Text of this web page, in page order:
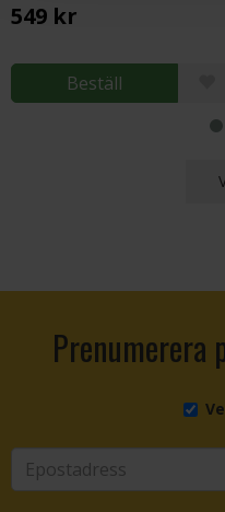
549 kr
Beställ
Prenumerera